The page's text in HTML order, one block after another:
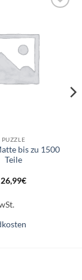
PUZZLE
bis zu 1500
Teile
26,99€